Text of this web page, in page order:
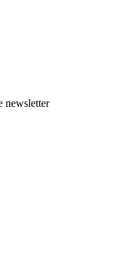
newsletter